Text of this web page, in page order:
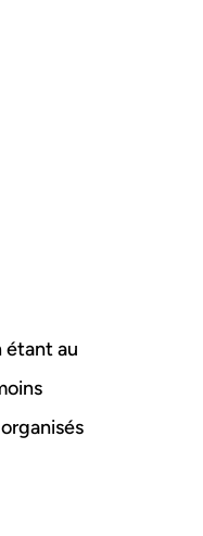
étant au